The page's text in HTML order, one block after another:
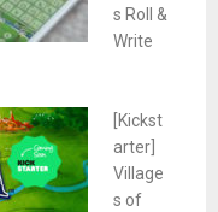
s Roll &
Write
[Kickst
arter]
Village
s of